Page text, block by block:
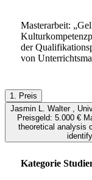
Masterarbeit:
der
von
1. Preis
Jasmin L. Walter ,
Preisgeld: 5.000 €
theoretical analysis
Kategorie